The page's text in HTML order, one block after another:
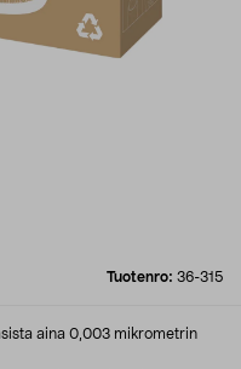
Tuotenro: 36-315
aina 0,003 mikrometrin